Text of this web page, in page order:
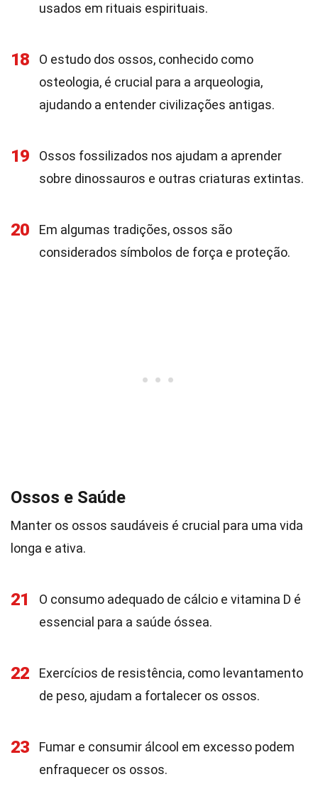
usados em rituais espirituais.
18
O estudo dos ossos, conhecido como
osteologia, é crucial para a arqueologia,
ajudando a entender civilizações antigas.
19
Ossos fossilizados nos ajudam a aprender
sobre dinossauros e outras criaturas extintas.
20
Em algumas tradições, ossos são
considerados símbolos de força e proteção.
Ossos e Saúde
Manter os ossos saudáveis é crucial para uma vida
longa e ativa.
21
O consumo adequado de cálcio e vitamina D é
essencial para a saúde óssea.
22
Exercícios de resistência, como levantamento
de peso, ajudam a fortalecer os ossos.
23
Fumar e consumir álcool em excesso podem
enfraquecer os ossos.